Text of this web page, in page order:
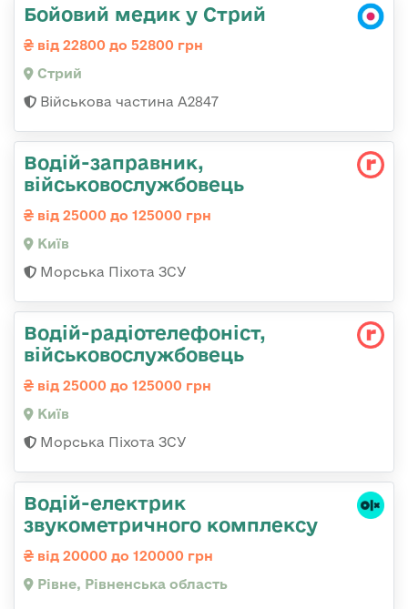
Бойовий медик у Стрий
від 22800 до 52800 грн
Стрий
Військова частина А2847
Водій-заправник,
військовослужбовець
від 25000 до 125000 грн
Київ
Морська Піхота ЗСУ
Водій-радіотелефоніст,
військовослужбовець
від 25000 до 125000 грн
Київ
Морська Піхота ЗСУ
Водій-електрик
звукометричного комплексу
від 20000 до 120000 грн
Рівне, Рівненська область